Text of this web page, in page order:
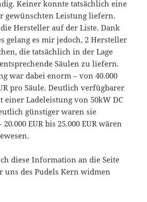
Keiner konnte tatsächlich eine
gewünschten Leistung liefern.
Hersteller auf der Liste. Dank
gelang es mir jedoch, 2 Hersteller
die tatsächlich in der Lage
Säulen zu liefern.
war dabei enorm – von 40.000
pro Säule. Deutlich verfügbarer
einer Ladeleistung von 50kW DC
günstiger waren sie
EUR bis 25.000 EUR wären
diese Information an die Seite
uns des Pudels Kern widmen